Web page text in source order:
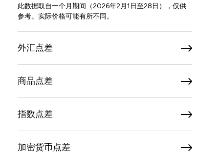
此数据取自一个月期间（2026年2月1日至28日），仅供
参考。实际价格可能有所不同。
外汇点差
商品点差
指数点差
加密货币点差